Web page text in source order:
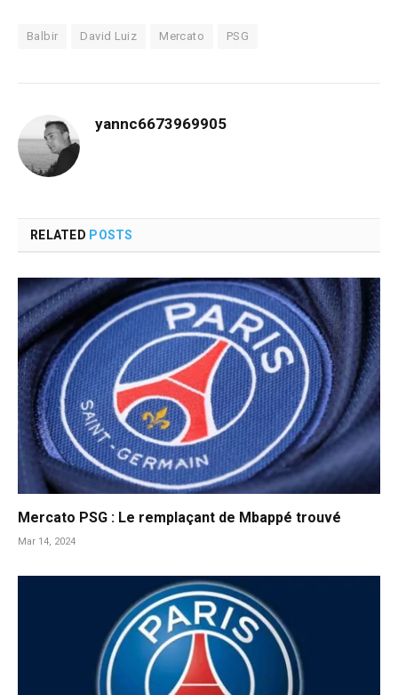
Balbir David Luiz Mercato PSG
yannc6673969905
RELATED POSTS
Mercato PSG : Le remplaçant de Mbappé trouvé
Mar 14, 2024